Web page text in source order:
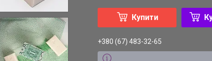
Купити
+380 (67) 483-32-65